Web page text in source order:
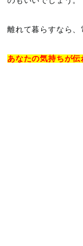
離れて暮らすなら、
あなたの気持ちが